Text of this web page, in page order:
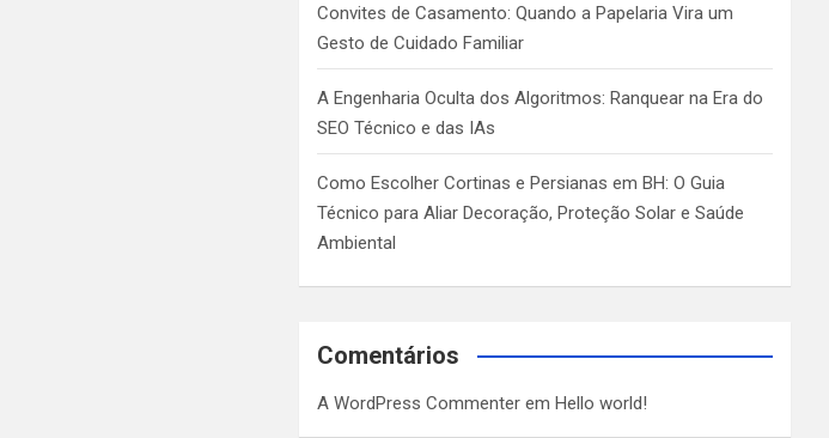
Convites de Casamento: Quando a Papelaria Vira um
Gesto de Cuidado Familiar
A Engenharia Oculta dos Algoritmos: Ranquear na Era do
SEO Técnico e das IAs
Como Escolher Cortinas e Persianas em BH: O Guia
Técnico para Aliar Decoração, Proteção Solar e Saúde
Ambiental
Comentários
A WordPress Commenter emHello world!